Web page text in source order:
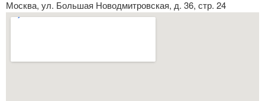
Москва, ул. Большая Новодмитровская, д. 36, стр. 24